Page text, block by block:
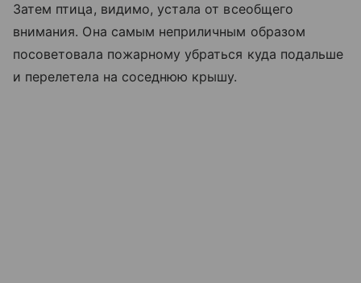
Затем птица, видимо, устала от всеобщего
внимания. Она самым неприличным образом
посоветовала пожарному убраться куда подальше
и перелетела на соседнюю крышу.